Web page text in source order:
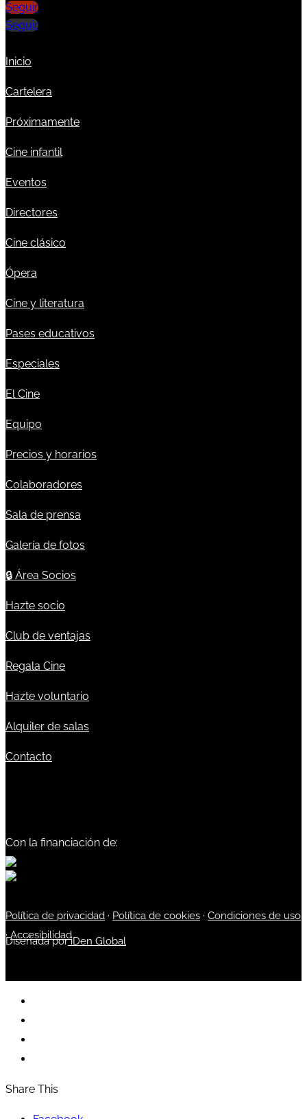
Seguir
Seguir
Inicio
Cartelera
Próximamente
Cine infantil
Eventos
Directores
Cine clásico
Ópera
Cine y literatura
Pases educativos
Especiales
El Cine
Equipo
Precios y horarios
Colaboradores
Sala de prensa
Galería de fotos
🔒 Área Socios
Hazte socio
Club de ventajas
Regala Cine
Hazte voluntario
Alquiler de salas
Contacto
Con la financiación de:
Política de privacidad · Política de cookies · Condiciones de uso
·Accesibilidad
Diseñada poriDen Global
Share This